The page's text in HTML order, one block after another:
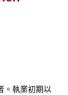
。執業初期以